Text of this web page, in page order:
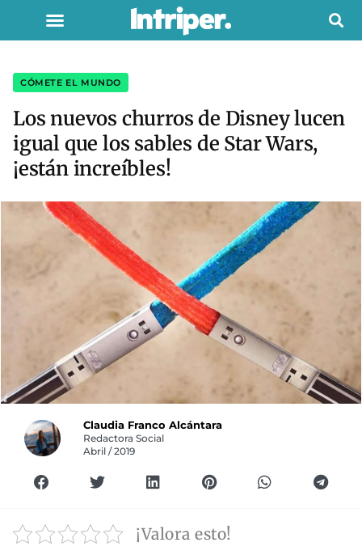
CÓMETE EL MUNDO
Los nuevos churros de Disney lucen
igual que los sables de Star Wars,
¡están increíbles!
Claudia Franco Alcántara
Redactora Social
Abril / 2019
¡Valora esto!